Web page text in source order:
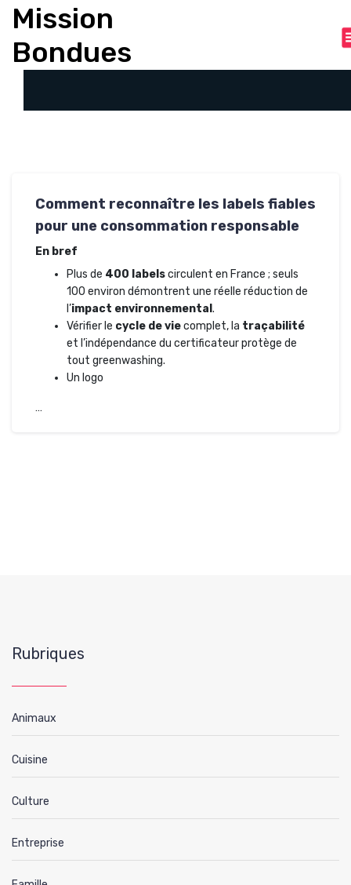
Mission
Bondues
Comment reconnaître les labels fiables
pour une consommation responsable
En bref
Plus de 400 labelscirculent en France ; seuls
100 environ démontrent une réelle réduction de
l’impact environnemental .
Vérifier le cycle de viecomplet, la traçabilité
et l’indépendance du certificateur protège de
tout greenwashing.
Un logo
…
Rubriques
Animaux
Cuisine
Culture
Entreprise